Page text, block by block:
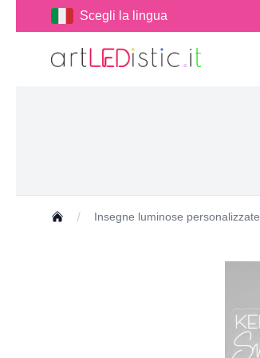
Scegli la lingua
Insegne luminose personalizzate